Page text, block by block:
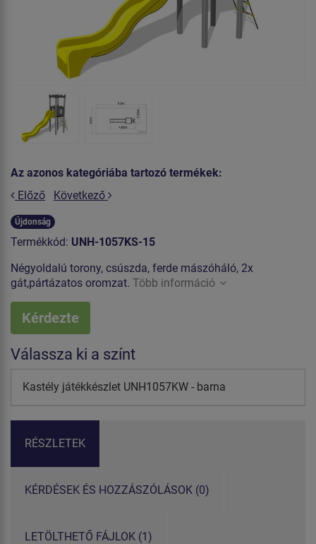
Az azonos kategóriába tartozó termékek:
Előző
Következő
Újdonság
Termékkód: UNH-1057KS-15
Négyoldalú torony, csúszda, ferde mászóháló, 2x
gát,pártázatos oromzat. Több információ
Kérdezte
Válassza ki a színt
Kastély játékkészlet UNH1057KW - barna
RÉSZLETEK
KÉRDÉSEK ÉS HOZZÁSZÓLÁSOK (0)
LETÖLTHETŐ FÁJLOK (1)